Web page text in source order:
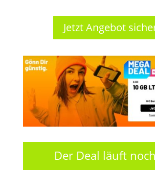
Jetzt Angebot
Der Deal läuft